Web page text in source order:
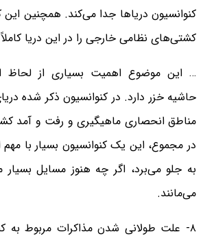
کنوانسیون دریاها جدا می‌کند. همچنین این
کشتی‌های نظامی خارجی را در این دریا
… این موضوع اهمیت بسیاری از لحاظ
حاشیه خزر دارد. در کنوانسیون ذکر شده
مناطق انحصاری ماهیگیری و رفت و آمد
در مجموع، این یک کنوانسیون بسیار با
به جلو می‌برد، اگر چه هنوز مسایل بسیار
می‌مانند.
۸- علت طولانی شدن مذاکرات مربوط به